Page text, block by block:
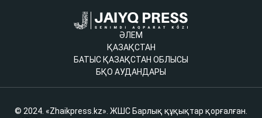
ӘЛЕМ
ҚАЗАҚСТАН
БАТЫС ҚАЗАҚСТАН ОБЛЫСЫ
БҚО АУДАНДАРЫ
© 2024. «Zhaikpress.kz». ЖШС Барлық құқықтар қорғалған.